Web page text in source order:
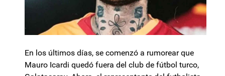
En los últimos días, se comenzó a rumorear que
Mauro Icardi quedó fuera del club de fútbol turco,